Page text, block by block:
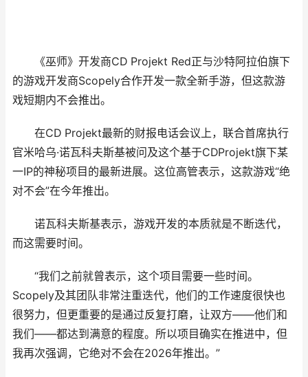
《巫师》开发商CD Projekt Red正与沙特阿拉伯旗下
的游戏开发商Scopely合作开发一款全新手游，但这款游
戏短期内不会推出。
在CD Projekt最新的财报电话会议上，联合首席执行
官米哈乌·诺瓦科夫斯基被问及这个基于CDProjekt旗下某
一IP的神秘项目的最新进展。这位高管表示，这款游戏“绝
对不会”在今年推出。
诺瓦科夫斯基表示，游戏开发的本质就是不断迭代，
而这需要时间。
“我们之前就曾表示，这个项目需要一些时间。
Scopely及其团队非常注重迭代，他们的工作速度很快也
很努力，但更重要的是通过反复打磨，让双方——他们和
我们——都达到满意的程度。所以项目确实在推进中，但
我再次强调，它绝对不会在2026年推出。”